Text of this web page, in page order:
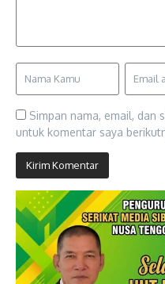
Simpan nama, email, dan
untuk komentar saya